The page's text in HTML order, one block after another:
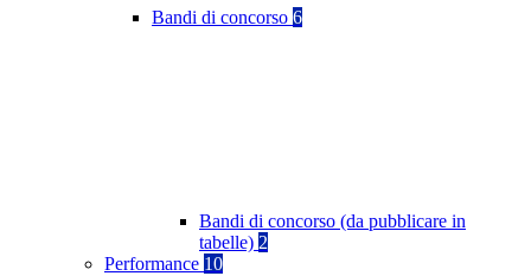
Bandi di concorso 6
Bandi di concorso (da pubblicare in
tabelle) 2
Performance 10